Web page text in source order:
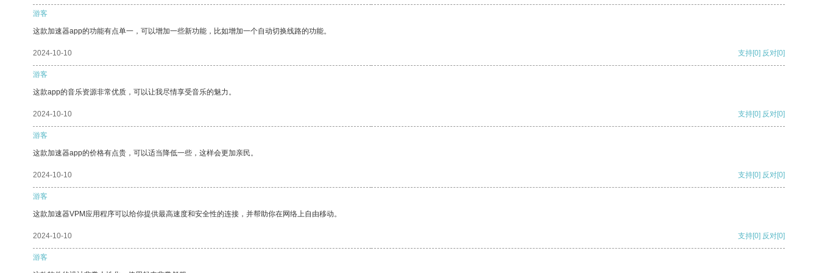
游客
这款加速器app的功能有点单一，可以增加一些新功能，比如增加一个自动切换线路的功能。
2024-10-10 支持[0] 反对[0]
游客
这款app的音乐资源非常优质，可以让我尽情享受音乐的魅力。
2024-10-10 支持[0] 反对[0]
游客
这款加速器app的价格有点贵，可以适当降低一些，这样会更加亲民。
2024-10-10 支持[0] 反对[0]
游客
这款加速器VPM应用程序可以给你提供最高速度和安全性的连接，并帮助你在网络上自由移动。
2024-10-10 支持[0] 反对[0]
游客